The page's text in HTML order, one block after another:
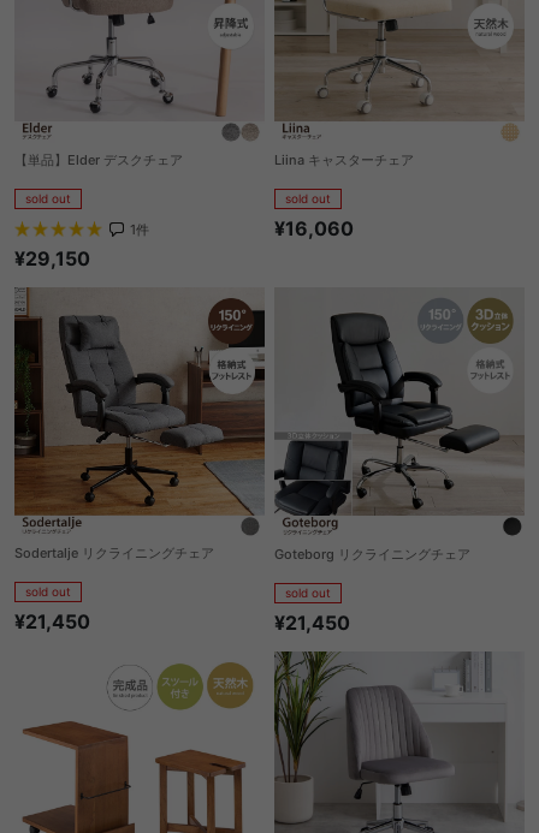
【単品】Elder デスクチェア
sold out
1件
¥29,150
Liina キャスターチェア
sold out
¥16,060
Sodertalje リクライニングチェア
sold out
¥21,450
Goteborg リクライニングチェア
sold out
¥21,450